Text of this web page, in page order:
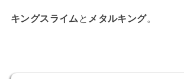
キングスライムとメタルキング。